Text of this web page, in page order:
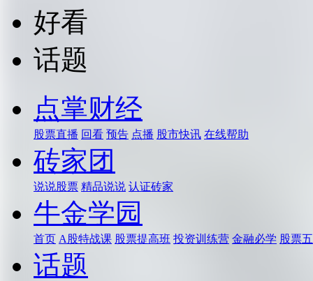
好看
话题
点掌财经
股票直播 回看 预告 点播 股市快讯 在线帮助
砖家团
说说股票 精品说说 认证砖家
牛金学园
首页 A股特战课 股票提高班 投资训练营 金融必学 股票
话题